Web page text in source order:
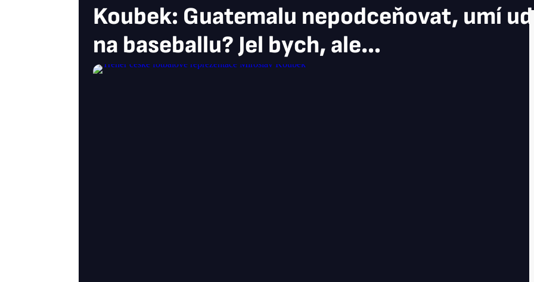
Koubek: Guatemalu nepodceňovat, umí
na baseballu? Jel bych, ale…